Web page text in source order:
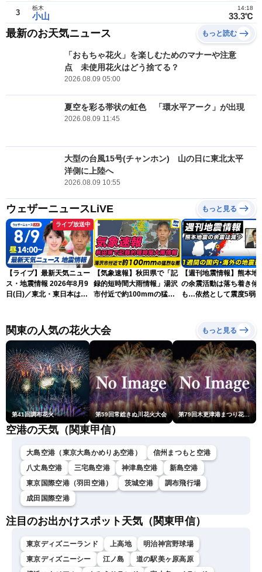
3 小山
栃木
33.3℃
14:18
最新のお天気ニュース もっと読む
「おもちゃ花火」を楽しむためのマナーや注意
点 未使用花火はどう捨てる？
2026.08.09 05:00
夏空を彩る帯状の虹色 「環水平アーク」が出現
2026.08.09 11:45
大型の台風15号(チャンホン) 山の日に東北太平
洋側に上陸へ
2026.08.09 10:55
ウェザーニュースLiVE もっと見る
ライブ放送中
【ライブ】最新天気ニュー
ス・地震情報 2026年8月9
日(日)／東北・東日本は急
小川千奈／芳野達郎〉
【気象速報】秋田県で「記
録的短時間大雨情報」湯沢
市付近で約100mmの猛烈
【週刊地震情報】熊本地
の余震活動は落ち着き傾
も…依然として震度5弱警
関東の人気の花火大会 もっと見る
第41回調布花火 第59回常総きぬ川花火大会 第79回木更津港まつり花火大会
空港の天気（関東甲信）
大島空港（東京大島かめりあ空港）
信州まつもと空港
八丈島空港
三宅島空港 神津島空港
新島空港
東京国際空港（羽田空港）
茨城空港
調布飛行場
成田国際空港
注目のお出かけスポット天気（関東甲信）
東京ディズニーランド 上高地
明治神宮野球場
東京ディズニーシー
江ノ島
道の駅美ヶ原高原